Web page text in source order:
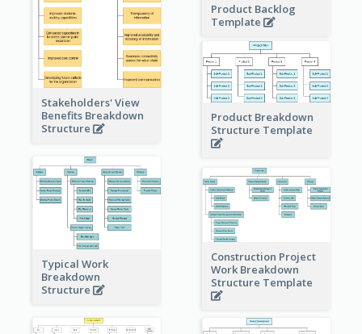
Product Backlog
Template
Stakeholders' View
Benefits Breakdown
Structure
Product Breakdown
Structure Template
Typical Work
Breakdown
Structure
Construction Project
Work Breakdown
Structure Template